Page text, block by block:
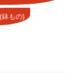
鉢もの)